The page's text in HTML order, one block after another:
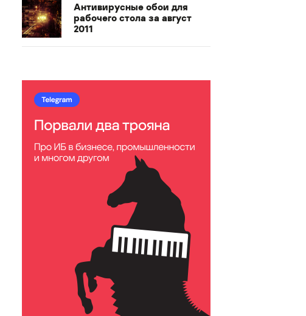
Антивирусные обои для
рабочего стола за август
2011